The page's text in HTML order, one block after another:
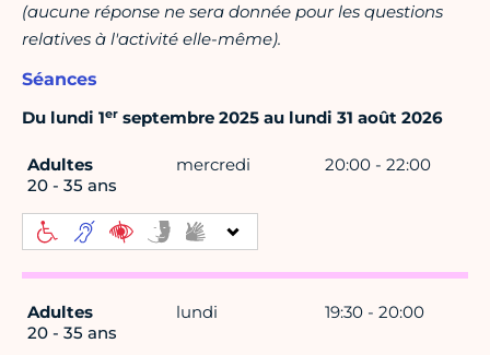
(aucune réponse ne sera donnée pour les questions
relatives à l'activité elle-même).
Séances
Du lundi 1er septembre 2025 au lundi 31 août 2026
Adultes
20 - 35 ans
mercredi 20:00 - 22:00
Adultes
20 - 35 ans
lundi 19:30 - 20:00